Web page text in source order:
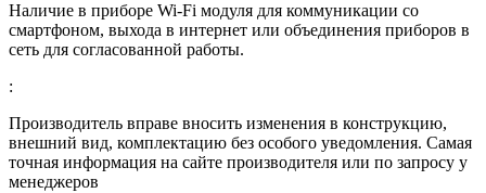
Наличие в приборе Wi-Fi модуля для коммуникации со
смартфоном, выхода в интернет или объединения приборов в
сеть для согласованной работы.
:
Производитель вправе вносить изменения в конструкцию,
внешний вид, комплектацию без особого уведомления. Самая
точная информация на сайте производителя или по запросу у
менеджеров